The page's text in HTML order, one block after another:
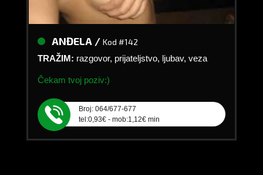
ANĐELA / Kod #142
TRAŽIM: razgovor, prijateljstvo, ljubav, veza
Čekam tvoj poziv:)
Broj: 064/677-677
tel:0,93€ - mob:1,12€ min